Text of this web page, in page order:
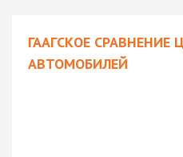
ГААГСКОЕ СРАВНЕНИЕ
АВТОМОБИЛЕЙ